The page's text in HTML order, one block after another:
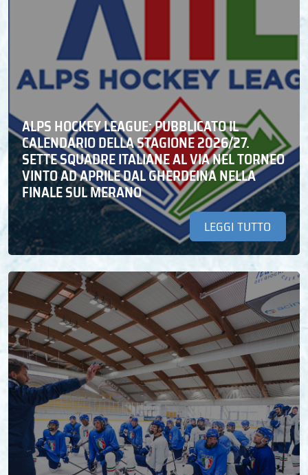
ALPS HOCKEY LEAGUE: PUBBLICATO IL
CALENDARIO DELLA STAGIONE 2026/27.
SETTE SQUADRE ITALIANE AL VIA NEL TORNEO
VINTO AD APRILE DAL GHERDEINA NELLA
FINALE SUL MERANO
LEGGI TUTTO